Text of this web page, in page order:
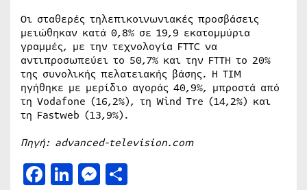
Οι σταθερές τηλεπικοινωνιακές προσβάσεις
μειώθηκαν κατά 0,8% σε 19,9 εκατομμύρια
γραμμές, με την τεχνολογία FTTC να
αντιπροσωπεύει το 50,7% και την FTTH το 20%
της συνολικής πελατειακής βάσης. Η TIM
ηγήθηκε με μερίδιο αγοράς 40,9%, μπροστά από
τη Vodafone (16,2%), τη Wind Tre (14,2%) και
τη Fastweb (13,9%).
Πηγή: advanced-television.com
Facebook
LinkedIn
Messenger